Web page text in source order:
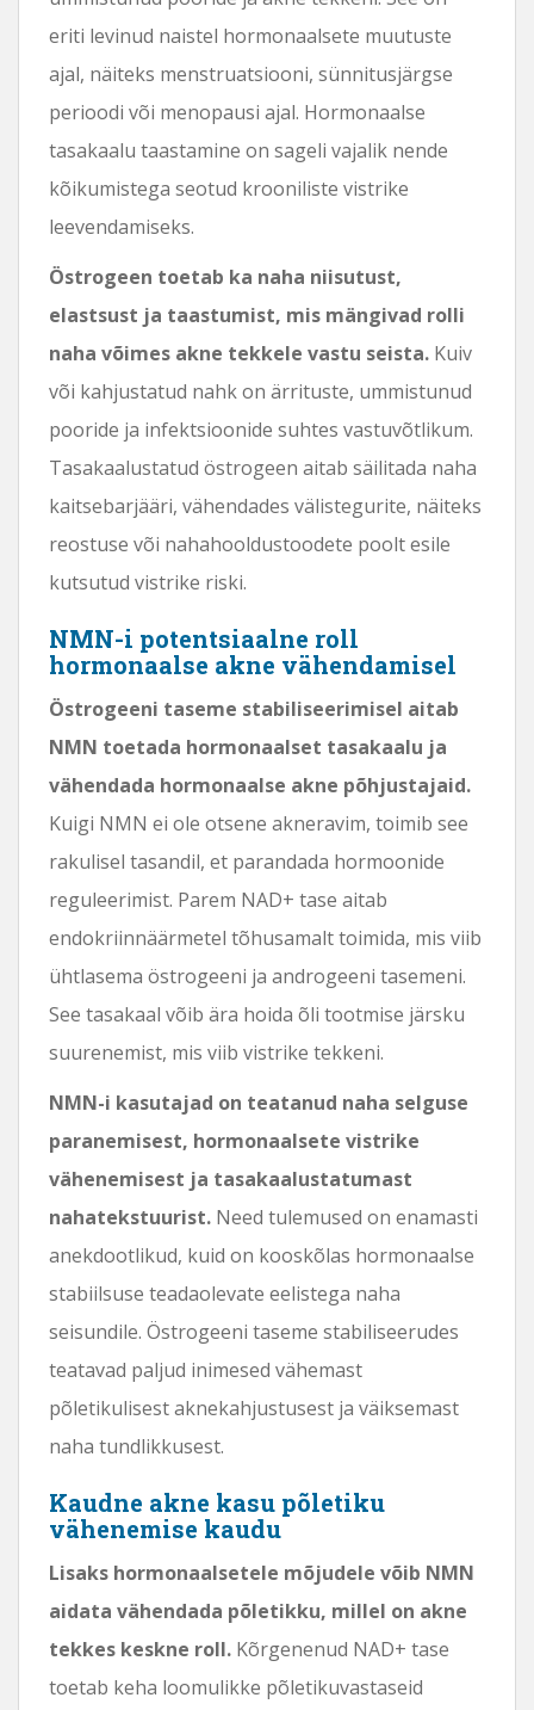
eriti levinud naistel hormonaalsete muutuste
ajal, näiteks menstruatsiooni, sünnitusjärgse
perioodi või menopausi ajal. Hormonaalse
tasakaalu taastamine on sageli vajalik nende
kõikumistega seotud krooniliste vistrike
leevendamiseks.
Östrogeen toetab ka naha niisutust,
elastsust ja taastumist, mis mängivad rolli
naha võimes akne tekkele vastu seista. Kuiv
või kahjustatud nahk on ärrituste, ummistunud
pooride ja infektsioonide suhtes vastuvõtlikum.
Tasakaalustatud östrogeen aitab säilitada naha
kaitsebarjääri, vähendades välistegurite, näiteks
reostuse või nahahooldustoodete poolt esile
kutsutud vistrike riski.
NMN-i potentsiaalne roll
hormonaalse akne vähendamisel
Östrogeeni taseme stabiliseerimisel aitab
NMN toetada hormonaalset tasakaalu ja
vähendada hormonaalse akne põhjustajaid.
Kuigi NMN ei ole otsene akneravim, toimib see
rakulisel tasandil, et parandada hormoonide
reguleerimist. Parem NAD+ tase aitab
endokriinnäärmetel tõhusamalt toimida, mis viib
ühtlasema östrogeeni ja androgeeni tasemeni.
See tasakaal võib ära hoida õli tootmise järsku
suurenemist, mis viib vistrike tekkeni.
NMN-i kasutajad on teatanud naha selguse
paranemisest, hormonaalsete vistrike
vähenemisest ja tasakaalustatumast
nahatekstuurist. Need tulemused on enamasti
anekdootlikud, kuid on kooskõlas hormonaalse
stabiilsuse teadaolevate eelistega naha
seisundile. Östrogeeni taseme stabiliseerudes
teatavad paljud inimesed vähemast
põletikulisest aknekahjustusest ja väiksemast
naha tundlikkusest.
Kaudne akne kasu põletiku
vähenemise kaudu
Lisaks hormonaalsetele mõjudele võib NMN
aidata vähendada põletikku, millel on akne
tekkes keskne roll. Kõrgenenud NAD+ tase
toetab keha loomulikke põletikuvastaseid